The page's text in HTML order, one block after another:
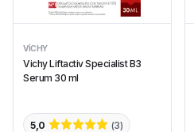
VICHY
Vichy Liftactiv Specialist B3
Serum 30 ml
5,0 (3)